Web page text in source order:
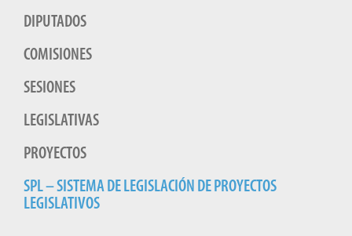
DIPUTADOS
COMISIONES
SESIONES
LEGISLATIVAS
PROYECTOS
SPL – SISTEMA DE LEGISLACIÓN DE PROYECTOS
LEGISLATIVOS